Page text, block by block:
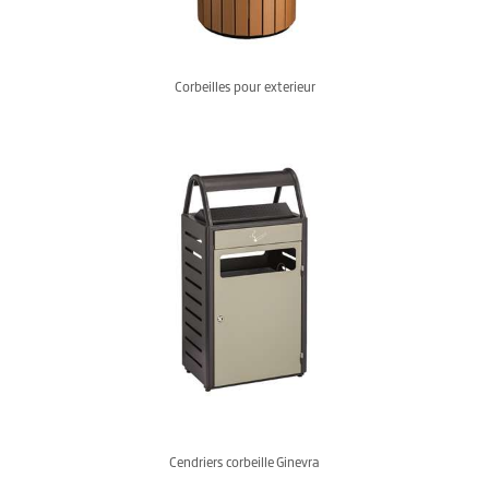
Corbeilles pour exterieur
Cendriers corbeille Ginevra